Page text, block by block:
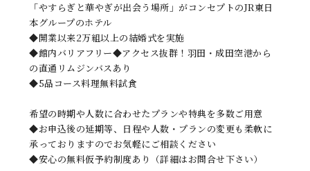
「やすらぎと華やぎが出会う場所」がコンセプトのJR東日
本グループのホテル
◆開業以来2万組以上の結婚式を実施
◆館内バリアフリー◆アクセス抜群！羽田・成田空港から
の直通リムジンバスあり
◆5品コース料理無料試食
希望の時期や人数に合わせたプランや特典を多数ご用意
◆お申込後の延期等、日程や人数・プランの変更も柔軟に
承っておりますのでお気軽にご相談ください
◆安心の無料仮予約制度あり（詳細はお問合せ下さい）